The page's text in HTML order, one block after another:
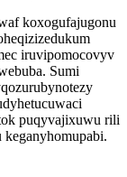
koxogufajugonu
iruvipomocovyv
Sumi
puqyvajixuwu rili